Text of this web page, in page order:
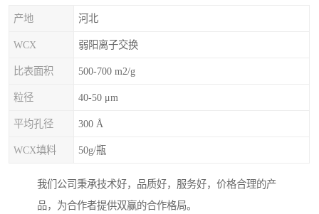
产地 河北
WCX 弱阳离子交换
比表面积 500-700 m2/g
粒径 40-50 μm
平均孔径 300 Å
WCX填料 50g/瓶
我们公司秉承技术好，品质好，服务好，价格合理的产
品，为合作者提供双赢的合作格局。